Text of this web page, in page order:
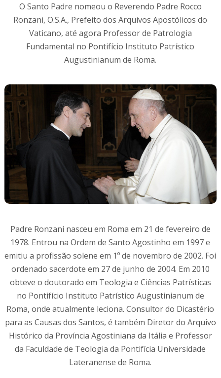
O Santo Padre nomeou o Reverendo Padre Rocco
Ronzani, O.S.A., Prefeito dos Arquivos Apostólicos do
Vaticano, até agora Professor de Patrologia
Fundamental no Pontifício Instituto Patrístico
Augustinianum de Roma.
Padre Ronzani nasceu em Roma em 21 de fevereiro de
1978. Entrou na Ordem de Santo Agostinho em 1997 e
emitiu a profissão solene em 1º de novembro de 2002. Foi
ordenado sacerdote em 27 de junho de 2004. Em 2010
obteve o doutorado em Teologia e Ciências Patrísticas
no Pontifício Instituto Patrístico Augustinianum de
Roma, onde atualmente leciona. Consultor do Dicastério
para as Causas dos Santos, é também Diretor do Arquivo
Histórico da Província Agostiniana da Itália e Professor
da Faculdade de Teologia da Pontifícia Universidade
Lateranense de Roma.